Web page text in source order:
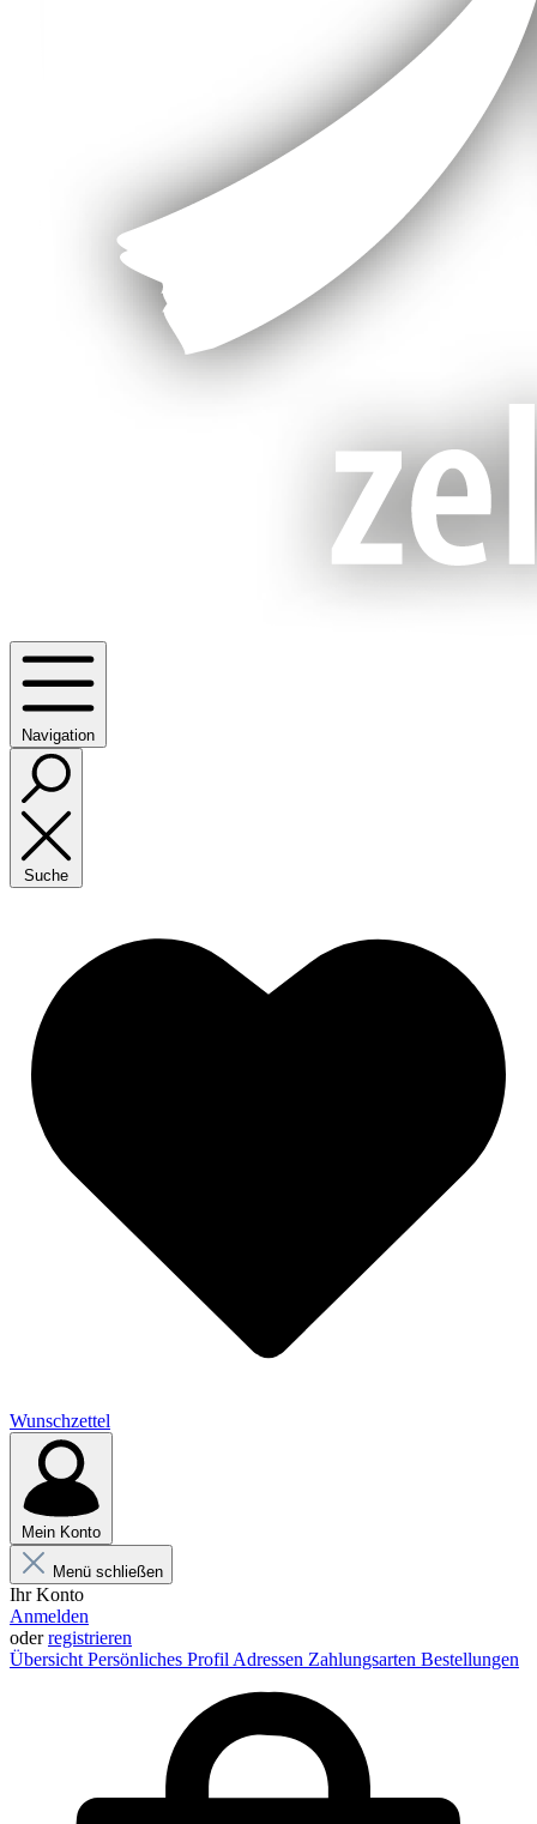
Navigation
Suche
Wunschzettel
Mein Konto
Menü schließen
Ihr Konto
Anmelden
oderregistrieren
Übersicht Persönliches Profil Adressen Zahlungsarten Bestellungen